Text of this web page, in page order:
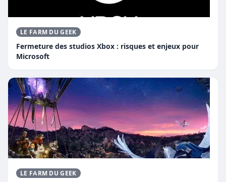
LE FARM DU GEEK
Fermeture des studios Xbox : risques et enjeux pour
Microsoft
LE FARM DU GEEK